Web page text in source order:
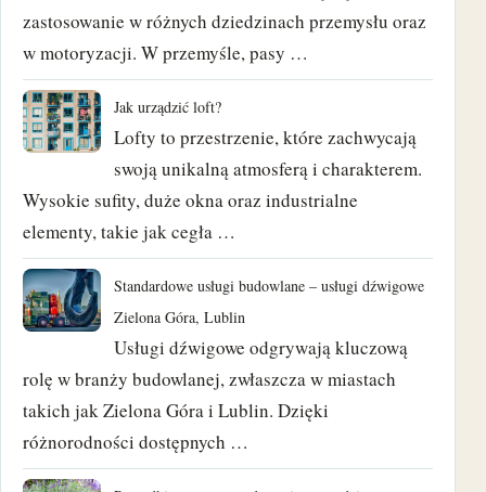
wrzesień 2022
czerwiec 2022
maj 2022
kwiecień 2021
marzec 2021
styczeń 2021
grudzień 2020
zastosowanie w różnych dziedzinach przemysłu oraz
w motoryzacji. W przemyśle, pasy …
Jak urządzić loft?
Lofty to przestrzenie, które zachwycają
swoją unikalną atmosferą i charakterem.
Wysokie sufity, duże okna oraz industrialne
elementy, takie jak cegła …
Standardowe usługi budowlane – usługi dźwigowe
Zielona Góra, Lublin
Usługi dźwigowe odgrywają kluczową
rolę w branży budowlanej, zwłaszcza w miastach
takich jak Zielona Góra i Lublin. Dzięki
różnorodności dostępnych …